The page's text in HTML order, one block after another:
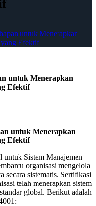
untuk Menerapkan
yang Efektif
untuk Menerapkan
Efektif
untuk Menerapkan
Efektif
untuk Sistem Manajemen
organisasi mengelola
secara sistematis. Sertifikasi
telah menerapkan sistem
global. Berikut adalah